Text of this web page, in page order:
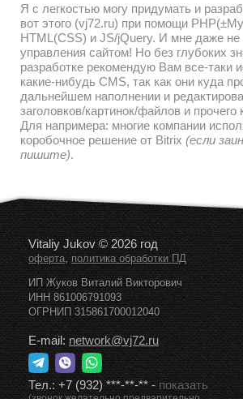
Я с легкостью могу придумать и
вот этого (vj72.ru) при помощи
HTML(CSS) и JS/jQuery. И мне даже
управления сайтом! Но без глубоких
разработке рекомендую Вам все-таки
какие-нибудь CMS, так как они куда
дальнейшем наполнении и
заголовков/картинок/файлов и прочего
Для напримера: многие компании
коробочное решение от Bitrix (если
пишите).
Vitaliy Jukov © 2026 год
оферта,политика обработки ПД
ИП Жуков Виталий Викторович
ИНН 861006791093
ОГРНИП 315861700012040
E-mail:network@vj72.ru
Тел.:+7 (932) ***-**-**-показать